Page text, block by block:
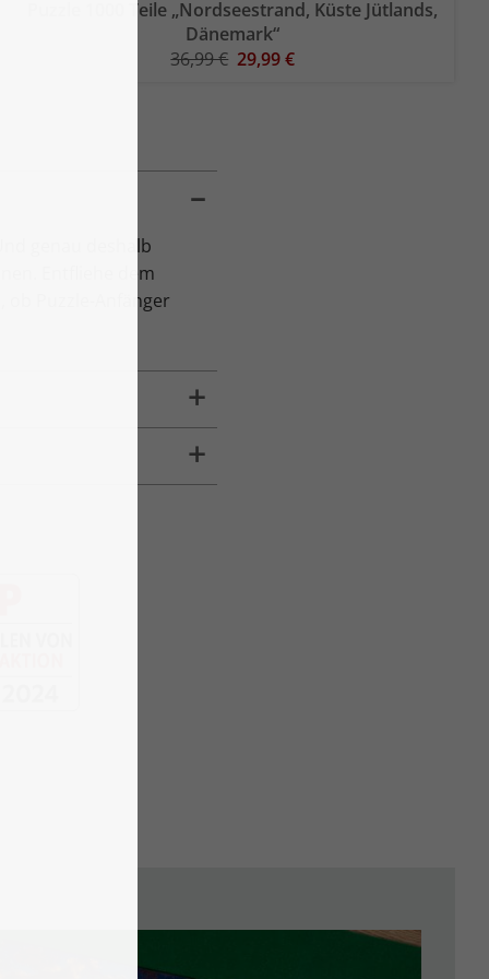
Puzzle 1000 Teile „Nordseestrand, Küste Jütlands,
Dänemark“
36,99 € 29,99 €
genau deshalb
Entfliehe dem
ob Puzzle-Anfänger